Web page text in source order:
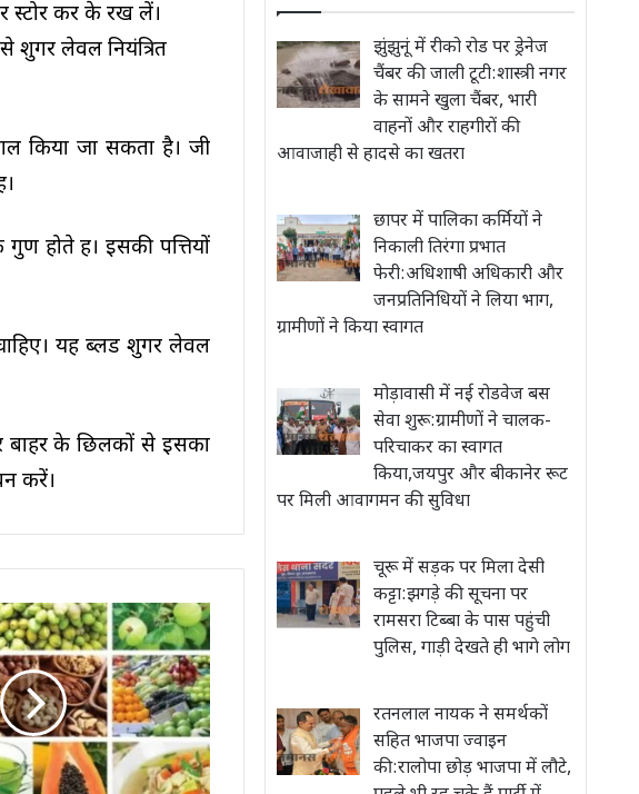
स्टोर कर के रख लें।
शुगर लेवल नियंत्रित
किया जा सकता है। जी
होते हैं। इसकी पत्तियों
यह ब्लड शुगर लेवल
के छिलकों से इसका
करें।
झुंझुनूं में रीको रोड पर ड्रेनेज
चैंबर की जाली टूटी:शास्त्री नगर
के सामने खुला चैंबर, भारी
वाहनों और राहगीरों की
आवाजाही से हादसे का खतरा
छापर में पालिका कर्मियों ने
निकाली तिरंगा प्रभात
फेरी:अधिशाषी अधिकारी और
जनप्रतिनिधियों ने लिया भाग,
ग्रामीणों ने किया स्वागत
मोड़ावासी में नई रोडवेज बस
सेवा शुरू:ग्रामीणों ने चालक-
परिचाकर का स्वागत
किया,जयपुर और बीकानेर रूट
पर मिली आवागमन की सुविधा
चूरू में सड़क पर मिला देसी
कट्टा:झगड़े की सूचना पर
रामसरा टिब्बा के पास पहुंची
पुलिस, गाड़ी देखते ही भागे लोग
रतनलाल नायक ने समर्थकों
सहित भाजपा ज्वाइन
की:रालोपा छोड़ भाजपा में लौटे,